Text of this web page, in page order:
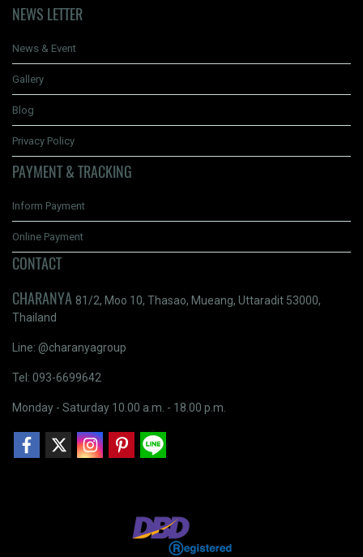
NEWS LETTER
News & Event
Gallery
Blog
Privacy Policy
PAYMENT & TRACKING
Inform Payment
Online Payment
CONTACT
CHARANYA 81/2, Moo 10, Thasao, Mueang, Uttaradit 53000,
Thailand
Line: @charanyagroup
Tel: 093-6699642
Monday - Saturday 10.00 a.m. - 18.00 p.m.